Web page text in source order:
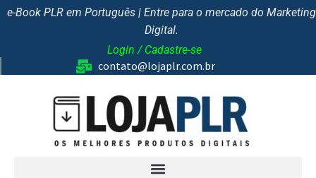
e-Book PLR em Português | Entre para o mercado do Marketing
Digital.
Login / Cadastre-se
contato@lojaplr.com.br